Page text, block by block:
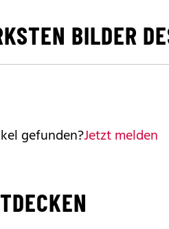
BILDER
gefunden?Jetzt melden